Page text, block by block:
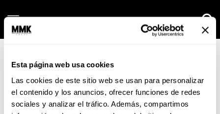
Esta página web usa cookies
Las cookies de este sitio web se usan para personalizar
el contenido y los anuncios, ofrecer funciones de redes
sociales y analizar el tráfico. Además, compartimos
Saturday, 08 August, 2026
el mapa de mua
No posts found.